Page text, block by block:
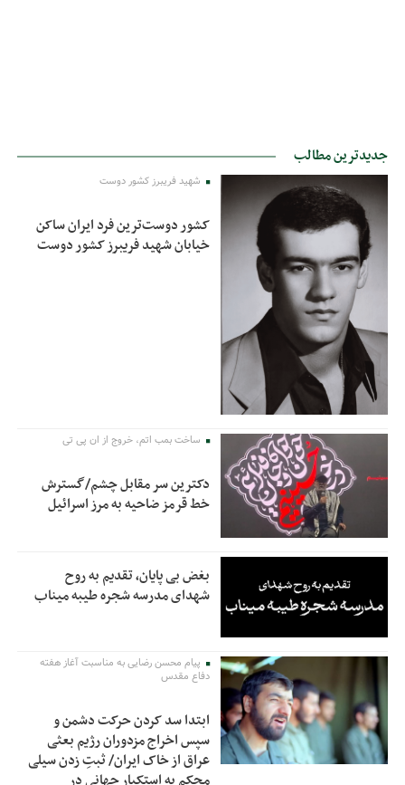
جدیدترین مطالب
شهید فریبرز کشور دوست
کشور دوست‌ترین فرد ایران ساکن
خیابان شهید فریبرز کشور دوست
ساخت بمب اتم، خروج از ان پی تی
دکترین سر مقابل چشم/گسترش
خط قرمز ضاحیه به مرز اسرائیل
بغض بی پایان، تقدیم به روح
شهدای مدرسه شجره طیبه میناب
پیام محسن رضایی به مناسبت آغاز هفته
دفاع مقدس
ابتدا سد کردن حرکت دشمن و
سپس اخراج مزدوران رژیم بعثی
عراق از خاک ایران/ ثبتِ زدن سیلی
محکم به استکبار جهانی در